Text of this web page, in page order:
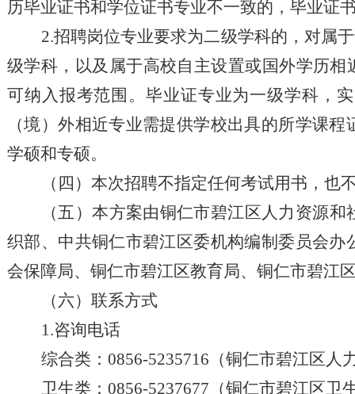
历毕业证书和学位证书专业不一致的，毕业证
2.招聘岗位专业要求为二级学科的，对属
级学科，以及属于高校自主设置或国外学历
可纳入报考范围。毕业证专业为一级学科，
（境）外相近专业需提供学校出具的所学课程
学硕和专硕。
（ 四 ）本次招聘不指定任何考试用书，也
（五 ）本方案由铜仁市碧江区人力资源和
织部、中共铜仁市碧江区委机构编制委员会办
会保障局、 铜仁市碧江区教育局、铜仁市碧江
（六）联系方式
1.咨询电话
综合类： 0856-5235716（铜仁市碧江区人
卫生类： 0856-5237677（铜仁市碧江区卫